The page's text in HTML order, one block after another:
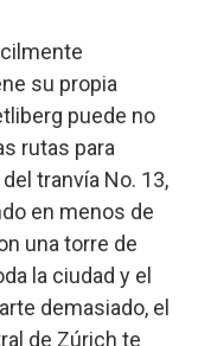
su propia
puede no
rutas para
tranvía No. 13,
en menos de
una torre de
la ciudad y el
demasiado, el
de Zúrich te